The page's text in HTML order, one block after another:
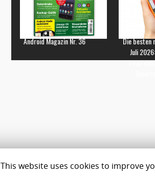
Android Magazin Nr. 36
Die besten
Juli
Datenschutz Team Best
This website uses cookies to improve